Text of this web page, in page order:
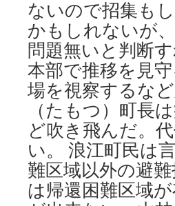
ないので招集も
かもしれないが
問題無いと判断
本部で推移を見
場を視察するな
（たもつ）町長
ど吹き飛んだ。
い。 浪江町民は
難区域以外の避
は帰還困難区域